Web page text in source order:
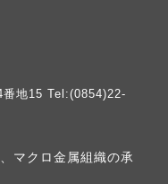
番地15 Tel:(0854)22-
マクロ金属組織の承